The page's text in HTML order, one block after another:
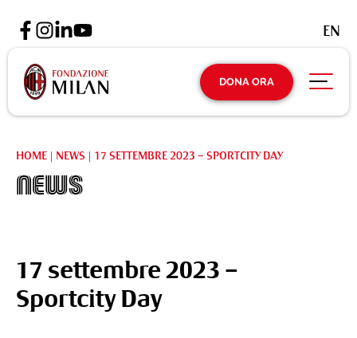
DONA ORA
EN
HOME | NEWS | 17 SETTEMBRE 2023 – SPORTCITY DAY
News
17 settembre 2023 –
Sportcity Day